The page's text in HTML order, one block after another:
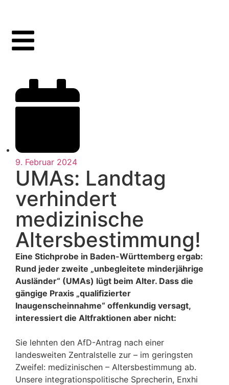
9. Februar 2024
UMAs: Landtag
verhindert
medizinische
Altersbestimmung!
Eine Stichprobe in Baden-Württemberg ergab:
Rund jeder zweite „unbegleitete minderjährige
Ausländer“ (UMAs) lügt beim Alter. Dass die
gängige Praxis „qualifizierter
Inaugenscheinnahme“ offenkundig versagt,
interessiert die Altfraktionen aber nicht:
Sie lehnten den AfD-Antrag nach einer
landesweiten Zentralstelle zur – im geringsten
Zweifel: medizinischen – Altersbestimmung ab.
Unsere integrationspolitische Sprecherin, Enxhi